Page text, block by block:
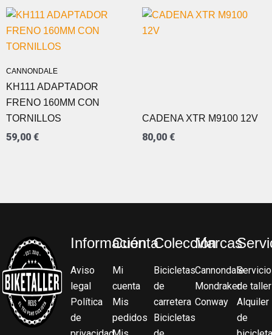
CANNONDALE
KH111 ADAPTADOR
FRENO 160MM CON
TORNILLOS
59,00 €
CADENA XTR M9100 12V
80,00 €
Información
Aviso
legal
Política
de
Cuenta
Mi
cuenta
Mis
pedidos
Colección
Bicicletas
de
carretera
Bicicletas
Marcas
Cannondale
Mondraker
Conway
Servicio
de taller
Alquiler
de